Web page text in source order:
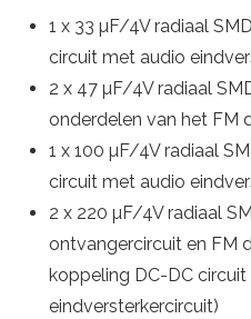
1 x 33 µF/4V radiaal
circuit met audio
2 x 47 µF/4V radiaal
onderdelen van het FM
1 x 100 µF/4V radiaal
circuit met audio
2 x 220 µF/4V radiaal
ontvangercircuit en FM
koppeling DC-DC
eindversterkercircuit)